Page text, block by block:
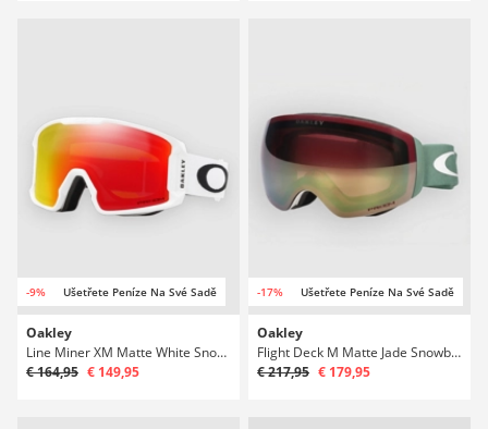
-9% Ušetřete Peníze Na Své Sadě
Oakley
Line Miner XM Matte White Snowboardové brýle
€ 164,95 € 149,95
-17% Ušetřete Peníze Na Své Sadě
Oakley
Flight Deck M Matte Jade Snowboardové brýle
€ 217,95 € 179,95